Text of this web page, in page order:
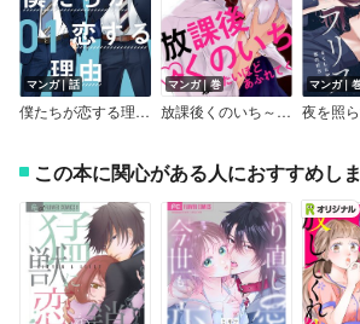
マンガ｜話
僕たちが恋する理由【単話】
マンガ｜巻
放課後くのいち～殺したいほどあふれてく
マンガ｜
この本に関心がある人におすすめし